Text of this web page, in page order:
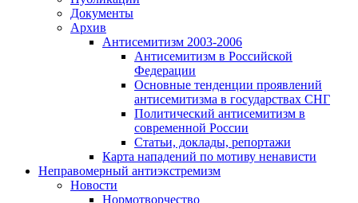
Документы
Архив
Антисемитизм 2003-2006
Антисемитизм в Российской
Федерации
Основные тенденции проявлений
антисемитизма в государствах СНГ
Политический антисемитизм в
современной России
Статьи, доклады, репортажи
Карта нападений по мотиву ненависти
Неправомерный антиэкстремизм
Новости
Нормотворчество